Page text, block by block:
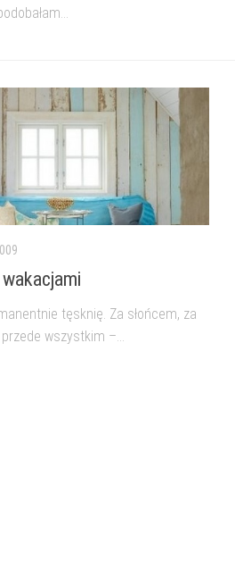
tęsknię. Za słońcem, za
wszystkim –...